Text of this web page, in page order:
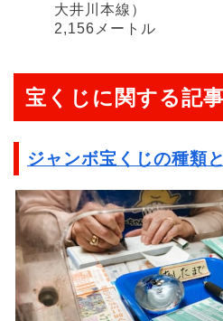
大井川本線）
2,156メートル
宝くじに関する記事
ジャンボ宝くじの種類